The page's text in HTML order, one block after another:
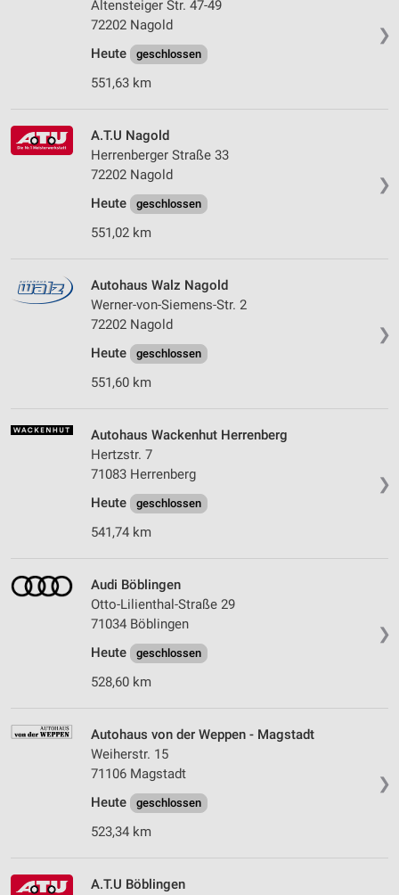
❯
Altensteiger Str. 47-49
72202 Nagold
Heute
geschlossen
551,63 km
❯
A.T.U Nagold
Herrenberger Straße 33
72202 Nagold
Heute
geschlossen
551,02 km
❯
Autohaus Walz Nagold
Werner-von-Siemens-Str. 2
72202 Nagold
Heute
geschlossen
551,60 km
❯
Autohaus Wackenhut Herrenberg
Hertzstr. 7
71083 Herrenberg
Heute
geschlossen
541,74 km
❯
Audi Böblingen
Otto-Lilienthal-Straße 29
71034 Böblingen
Heute
geschlossen
528,60 km
❯
Autohaus von der Weppen - Magstadt
Weiherstr. 15
71106 Magstadt
Heute
geschlossen
523,34 km
A.T.U Böblingen